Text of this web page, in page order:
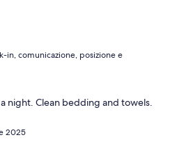
in, comunicazione, posizione e
night. Clean bedding and towels.
2025